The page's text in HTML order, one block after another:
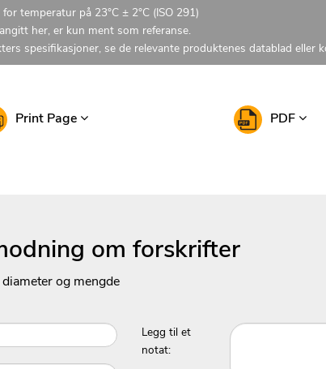
temperatur på 23°C ± 2°C (ISO 291)
her, er kun ment som referanse.
spesifikasjoner, se de relevante produktenes datablad eller
Print Page PDF
om forskrifter
og mengde
Legg til et
notat: